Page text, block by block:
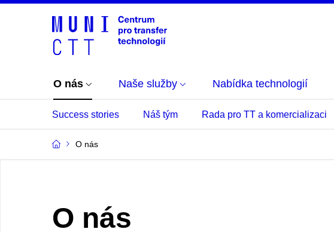
O nás Naše služby Nabídka technologií
Success stories Náš tým Rada pro TT a komercializaci
O nás
O nás